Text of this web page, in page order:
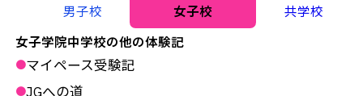
男子校
女子校
共学校
女子学院中学校の他の体験記
●マイペース受験記
●JGへの道